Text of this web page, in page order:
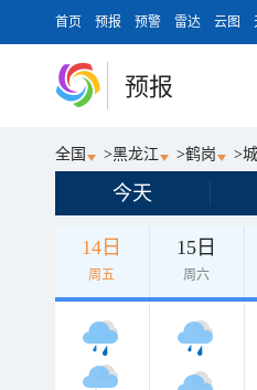
首页 预报 预警 雷达 云图
预报
全国 >黑龙江 >鹤岗 >
今天
14日
周五
15日
周六